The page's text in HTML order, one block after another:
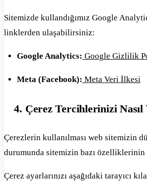
Sitemizde kullandığımız Google
linklerden ulaşabilirsiniz:
Google Analytics: Google Gizlilik
Meta (Facebook): Meta Veri İlkesi
4. Çerez Tercihlerinizi
Çerezlerin kullanılması web sitemizin
durumunda sitemizin bazı özelliklerinin
Çerez ayarlarınızı aşağıdaki tarayıcı